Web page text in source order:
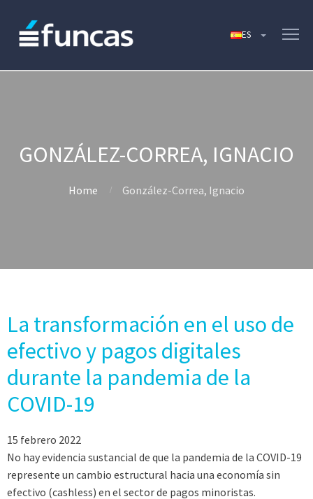
GONZÁLEZ-CORREA, IGNACIO
Home González-Correa, Ignacio
La transformación en el uso de
efectivo y pagos digitales
durante la pandemia de la
COVID-19
15 febrero 2022
No hay evidencia sustancial de que la pandemia de la COVID-19
represente un cambio estructural hacia una economía sin
efectivo (cashless) en el sector de pagos minoristas.